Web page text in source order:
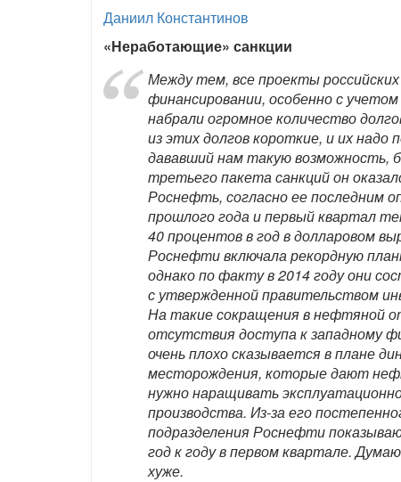
Даниил Константинов
«Неработающие» санкции
Между тем, все проекты
финансировании, особенно с
набрали огромное количество
из этих долгов короткие, и их
дававший нам такую возможность,
третьего пакета санкций он
Роснефть, согласно ее последним
прошлого года и первый квартал
40 процентов в год в долларовом
Роснефти включала рекордную
однако по факту в 2014 году они
с утвержденной правительством
На такие сокращения в нефтяной
отсутствия доступа к западному
очень плохо сказывается в плане
месторождения, которые дают
нужно наращивать
производства. Из-за его
подразделения Роснефти
год к году в первом квартале.
хуже.